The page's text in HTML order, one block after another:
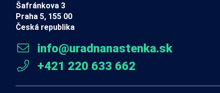
Šafránkova 3
Praha 5, 155 00
Česká republika
info@uradnanastenka.sk
+421 220 633 662